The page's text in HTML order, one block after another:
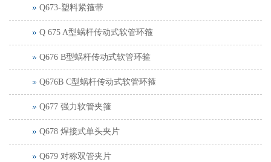
Q673-塑料紧箍带
Q 675 A型蜗杆传动式软管环箍
Q676 B型蜗杆传动式软管环箍
Q676B C型蜗杆传动式软管环箍
Q677 强力软管夹箍
Q678 焊接式单头夹片
Q679 对称双管夹片